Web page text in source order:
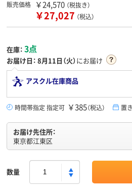
販売価格 ￥24,570 （税抜き）
￥27,027 （税込）
在庫： 3点
お届け日： 8月11日（火）にお届け
アスクル在庫商品
時間帯指定 指定可 ￥385（税込） 置
お届け先住所：
東京都江東区
数量